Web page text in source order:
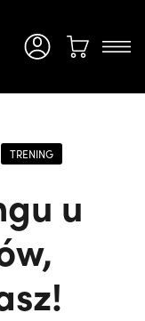
TRENING
u